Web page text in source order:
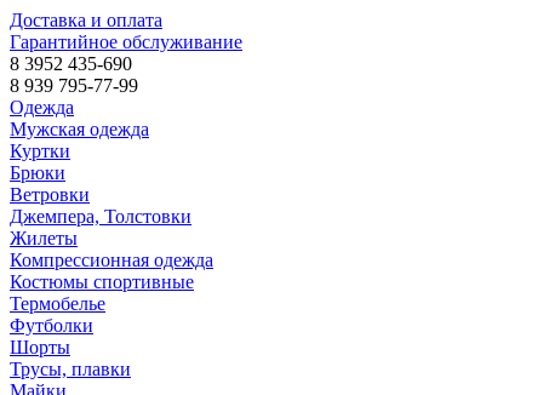
Доставка и оплата
Гарантийное обслуживание
8 3952 435-690
8 939 795-77-99
Одежда
Мужская одежда
Куртки
Брюки
Ветровки
Джемпера, Толстовки
Жилеты
Компрессионная одежда
Костюмы спортивные
Термобелье
Футболки
Шорты
Трусы, плавки
Майки